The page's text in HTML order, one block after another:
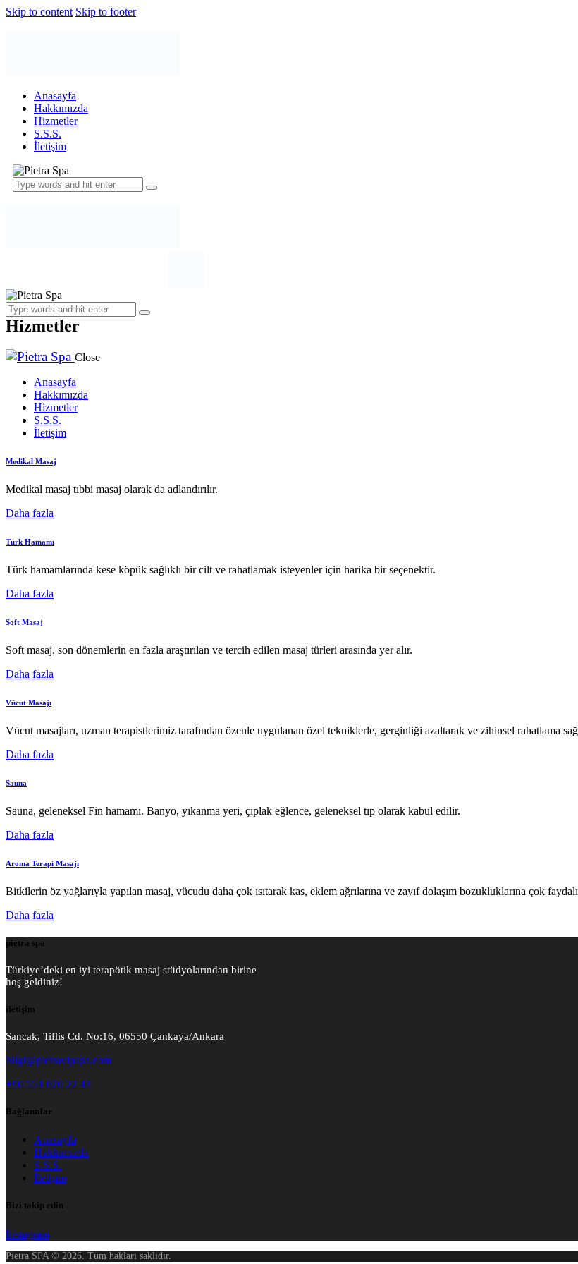
Skip to content Skip to footer
Anasayfa
Hakkımızda
Hizmetler
S.S.S.
İletişim
Hizmetler
Close
Anasayfa
Hakkımızda
Hizmetler
S.S.S.
İletişim
Medikal Masaj
Medikal masaj tıbbi masaj olarak da adlandırılır.
Daha fazla
Türk Hamamı
Türk hamamlarında kese köpük sağlıklı bir cilt ve rahatlamak isteyenler için harika bir seçenektir.
Daha fazla
Soft Masaj
Soft masaj, son dönemlerin en fazla araştırılan ve tercih edilen masaj türleri arasında yer alır.
Daha fazla
Vücut Masajı
Vücut masajları, uzman terapistlerimiz tarafından özenle uygulanan özel tekniklerle, gerginliği azaltarak ve zihinsel rahatlama
Daha fazla
Sauna
Sauna, geleneksel Fin hamamı. Banyo, yıkanma yeri, çıplak eğlence, geleneksel tıp olarak kabul edilir.
Daha fazla
Aroma Terapi Masajı
Bitkilerin öz yağlarıyla yapılan masaj, vücudu daha çok ısıtarak kas, eklem ağrılarına ve zayıf dolaşım bozukluklarına çok
Daha fazla
pietra spa
Türkiye’deki en iyi terapötik masaj stüdyolarından birine
hoş geldiniz!
iletişim
Sancak, Tiflis Cd. No:16, 06550 Çankaya/Ankara
bilgi@pietravipspa.com
+90 554 020 22 43
Bağlantılar
Anasayfa
Hakkımızda
S.S.S.
İletişim
Bizi takip edin
Instagram
Pietra SPA © 2026. Tüm hakları saklıdır.